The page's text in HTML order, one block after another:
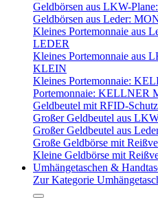
Geldbörsen aus LKW-
Geldbörsen aus Leder:
Kleines Portemonnaie aus
LEDER
Kleines Portemonnaie aus
KLEIN
Kleines Portemonnaie:
Portemonnaie: KELLNER
Geldbeutel mit RFID-
Großer Geldbeutel aus
Großer Geldbeutel aus
Große Geldbörse mit
Kleine Geldbörse mit
Umhängetaschen &
Zur Kategorie